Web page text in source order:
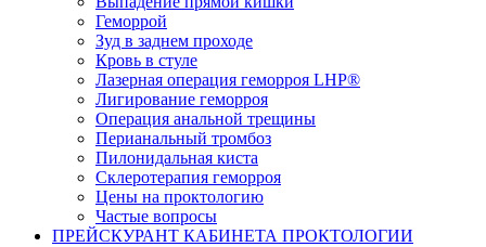
Геморрой
Зуд в заднем проходе
Кровь в стуле
Лазерная операция геморроя LHP®
Лигирование геморроя
Операция анальной трещины
Перианальный тромбоз
Пилонидальная киста
Склеротерапия геморроя
Цены на проктологию
Частые вопросы
ПРЕЙСКУРАНТ КАБИНЕТА ПРОКТОЛОГИИ